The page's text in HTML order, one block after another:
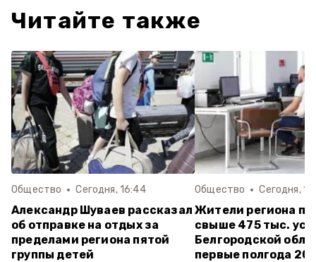
Читайте также
Общество Сегодня, 16:44
Александр Шуваев рассказал
об отправке на отдых за
пределами региона пятой
группы детей
Общество Сегодня,
Жители региона
свыше 475 тыс.
Белгородской
первые полгода